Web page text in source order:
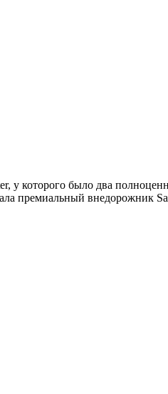
которого было два
премиальный внедорожник